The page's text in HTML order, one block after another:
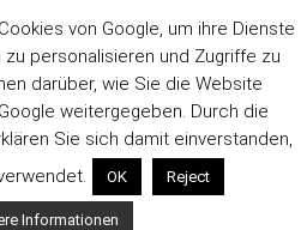
von Google, um ihre Dienste
personalisieren und Zugriffe zu
darüber, wie Sie die Website
weitergegeben. Durch die
Sie sich damit einverstanden,
OK Reject
Informationen